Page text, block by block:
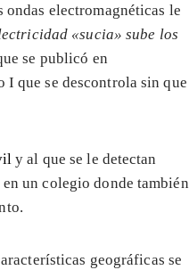
electromagnéticas le
«sucia» sube los
se publicó en
I que se descontrola sin que
y al que se le detectan
un colegio donde también
geográficas se